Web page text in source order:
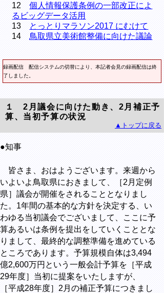
12個人情報保護条例の一部改正によ
るビッグデータ活用
13 とっとりマラソン2017 にむけて
14 鳥取県立美術館整備に向けた議論
録画配信 配信システムの切替により、本記者会見の録画配信は終
了しました。
１ 2月議会に向けた動き、2月補正予
算、当初予算の状況
▲トップに戻る
●知事
皆さま、おはようございます。来週から
いよいよ鳥取県におきまして、［2月定例
県］議会が開催をされることとなりまし
た。1年間の基本的な方針を決定する、い
わゆる当初議会でございまして、ここに予
算あるいは条例を提出をしていくこととな
りまして、最終的な調整準備を進めている
ところであります。予算規模自体は3,494
億2,600万円という一般会計予算を［平成
29年度］当初に提案をいたしますが、
［平成28年度］2月の補正予算につきまし